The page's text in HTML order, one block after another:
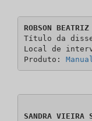
ROBSON
Título da
Local de
Produto:
​SANDRA VIEIRA